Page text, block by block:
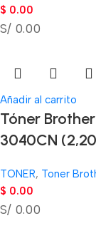
$ 0.00
S/ 0.00
Añadir al carrito
Tóner
3040CN
TONER, Toner
$ 0.00
S/ 0.00